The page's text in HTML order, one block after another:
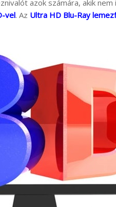
azok számára, akik
vel. Az Ultra HD Blu-Ray